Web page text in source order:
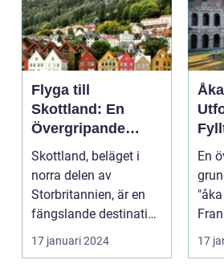
Flyga till
Skottland: En
Övergripande
Översikt
Skottland, beläget i
norra delen av
Storbritannien, är en
fängslande destination
för turister världe...
17 januari 2024
En
rika
17